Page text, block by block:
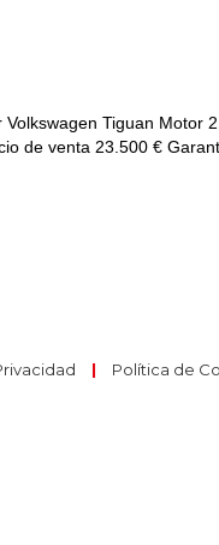
Tiguan Motor
de venta 23.500 €
| Política de